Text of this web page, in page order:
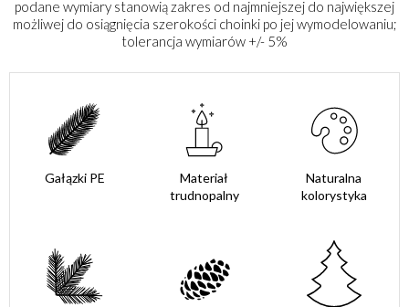
podane wymiary stanowią zakres od najmniejszej do największej
możliwej do osiągnięcia szerokości choinki po jej wymodelowaniu;
tolerancja wymiarów +/- 5%
Gałązki PE
Materiał
trudnopalny
Naturalna
kolorystyka